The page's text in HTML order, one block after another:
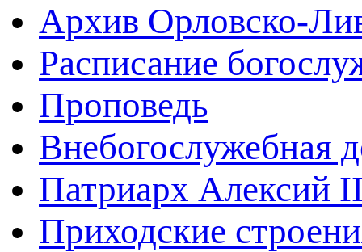
Архив Орловско-
Расписание
Проповедь
Внебогослужебная
Патриарх Алексий
Приходские